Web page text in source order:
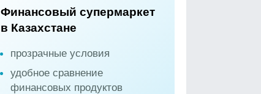
Финансовый супермаркет
в Казахстане
прозрачные условия
удобное сравнение
финансовых продуктов